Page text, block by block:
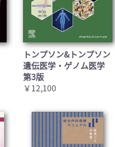
トンプソン&トンプソン
遺伝医学・ゲノム医学
第3版
￥12,100